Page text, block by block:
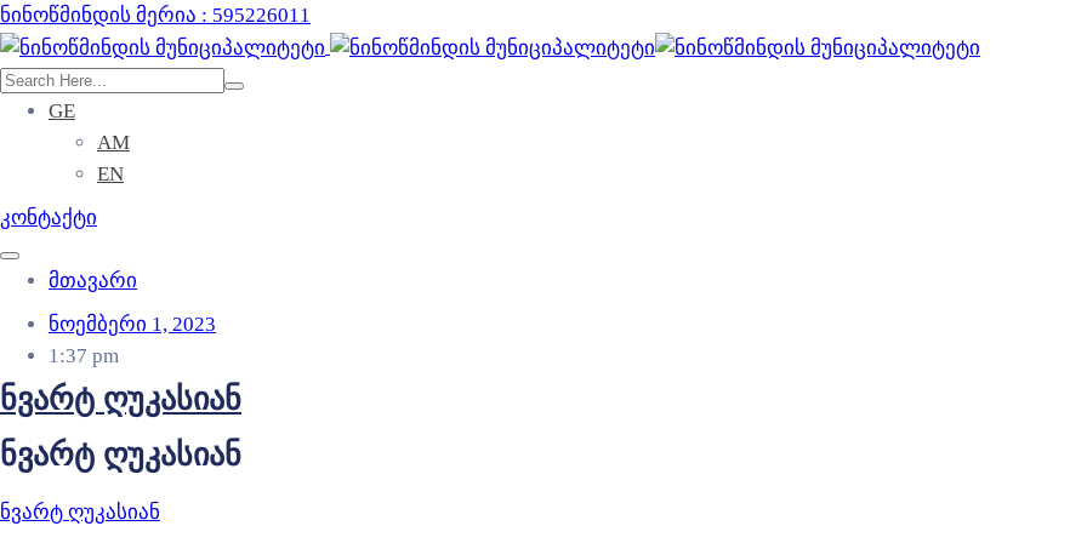
ნინოწმინდის მერია : 595226011
GE
AM
EN
კონტაქტი
მთავარი
ნოემბერი 1, 2023
1:37 pm
ნვარტ ღუკასიან
ნვარტ ღუკასიან
ნვარტ ღუკასიან
ვებ გვერდი მუშაობს სატესტო რეჟიმში კარგი!